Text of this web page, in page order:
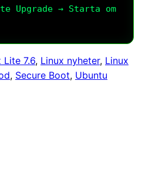
Upgrade → Starta om
Lite 7.6, Linux nyheter, Linux
, Secure Boot, Ubuntu